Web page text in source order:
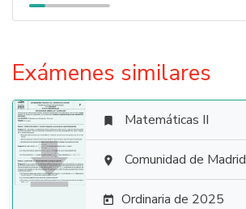
Exámenes similares

 Matemáticas II
 Comunidad de Madrid
 Ordinaria de 2025